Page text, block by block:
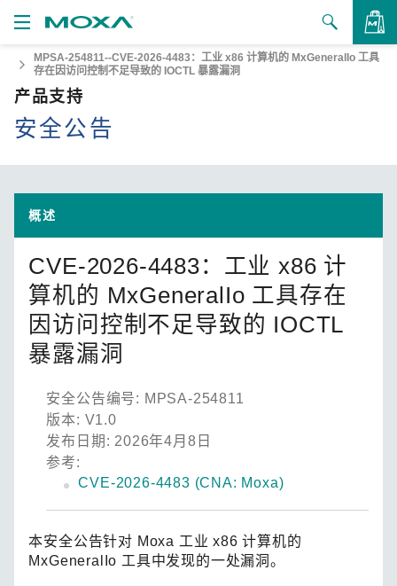
产品
解决方案
如何购买
联系我们
合作伙伴专区
My Moxa
MPSA-254811--CVE-2026-4483：工业 x86 计算机的 MxGeneralIo 工具
存在因访问控制不足导致的 IOCTL 暴露漏洞
产品支持
安全公告
概述
CVE-2026-4483：工业 x86 计
算机的 MxGeneralIo 工具存在
因访问控制不足导致的 IOCTL
暴露漏洞
安全公告编号: MPSA-254811
版本: V1.0
发布日期: 2026年4月8日
参考:
CVE-2026-4483 (CNA: Moxa)
本安全公告针对 Moxa 工业 x86 计算机的
MxGeneralIo 工具中发现的一处漏洞。